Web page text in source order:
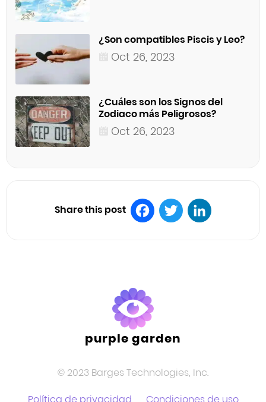
¿Son compatibles Piscis y Leo?
Oct 26, 2023
¿Cuáles son los Signos del
Zodiaco más Peligrosos?
Oct 26, 2023
Share this post
purple garden
© 2023 Barges Technologies, Inc.
Política de privacidad
Condiciones de uso